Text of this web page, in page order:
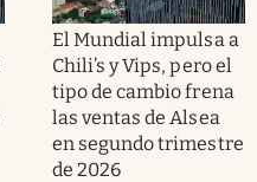
El Mundial impulsa a
Chili’s y Vips, pero el
tipo de cambio frena
las ventas de Alsea
en segundo trimestre
de 2026